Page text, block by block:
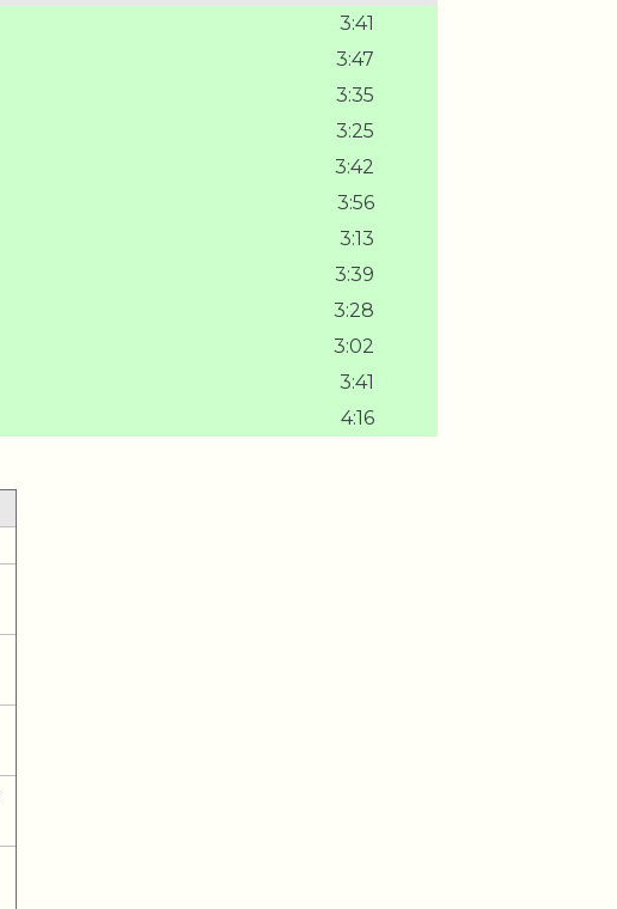
3:41
3:47
3:35
3:25
3:42
3:56
3:13
3:39
3:28
3:02
3:41
4:16